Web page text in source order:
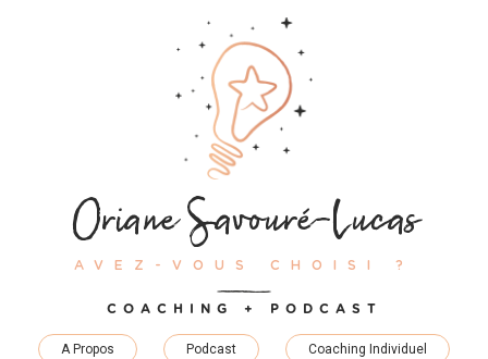
Oriane Savouré-Lucas
AVEZ-VOUS CHOISI ?
COACHING + PODCAST
A Propos Podcast Coaching Individuel